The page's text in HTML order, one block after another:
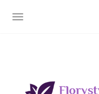
TOGGLE NAVIGATION